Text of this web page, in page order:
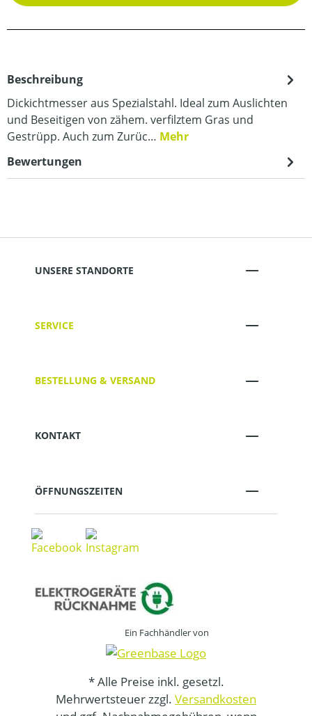
Beschreibung
Dickichtmesser aus Spezialstahl. Ideal zum Auslichten
und Beseitigen von zähem. verfilztem Gras und
Gestrüpp. Auch zum Zurüc… Mehr
Bewertungen
UNSERE STANDORTE
SERVICE
BESTELLUNG & VERSAND
KONTAKT
ÖFFNUNGSZEITEN
Ein Fachhändler von
* Alle Preise inkl. gesetzl.
Mehrwertsteuer zzgl. Versandkosten